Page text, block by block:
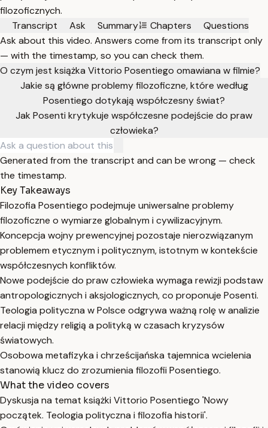
filozoficznych.
Transcript
Ask Summary Chapters
Questions
Ask about this video. Answers come from its transcript only
— with the timestamp, so you can check them.
O czym jest książka Vittorio Posentiego omawiana w filmie?
Jakie są główne problemy filozoficzne, które według
Posentiego dotykają współczesny świat?
Jak Posenti krytykuje współczesne podejście do praw
człowieka?
Generated from the transcript and can be wrong — check
the timestamp.
Key Takeaways
Filozofia Posentiego podejmuje uniwersalne problemy
filozoficzne o wymiarze globalnym i cywilizacyjnym.
Koncepcja wojny prewencyjnej pozostaje nierozwiązanym
problemem etycznym i politycznym, istotnym w kontekście
współczesnych konfliktów.
Nowe podejście do praw człowieka wymaga rewizji podstaw
antropologicznych i aksjologicznych, co proponuje Posenti.
Teologia polityczna w Polsce odgrywa ważną rolę w analizie
relacji między religią a polityką w czasach kryzysów
światowych.
Osobowa metafizyka i chrześcijańska tajemnica wcielenia
stanowią klucz do zrozumienia filozofii Posentiego.
What the video covers
Dyskusja na temat książki Vittorio Posentiego 'Nowy
początek. Teologia polityczna i filozofia historii'.